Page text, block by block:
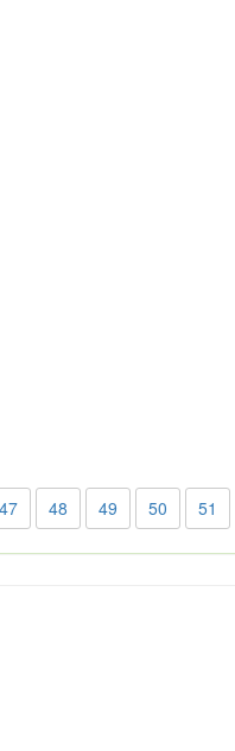
47 48 49 50 51